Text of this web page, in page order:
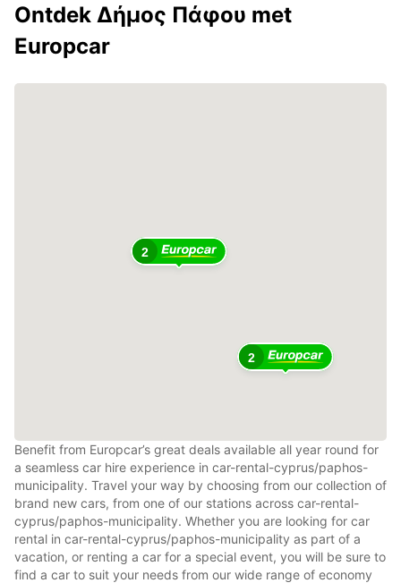
Ontdek Δήμος Πάφου met
Europcar
2
2
Benefit from Europcar’s great deals available all year round for
a seamless car hire experience in car-rental-cyprus/paphos-
municipality. Travel your way by choosing from our collection of
brand new cars, from one of our stations across car-rental-
cyprus/paphos-municipality. Whether you are looking for car
rental in car-rental-cyprus/paphos-municipality as part of a
vacation, or renting a car for a special event, you will be sure to
find a car to suit your needs from our wide range of economy